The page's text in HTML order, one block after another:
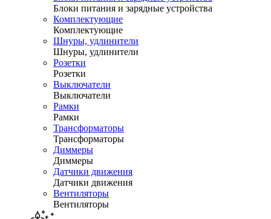
Блоки питания и зарядные устройства
Комплектующие
Комплектующие
Шнуры, удлинители
Шнуры, удлинители
Розетки
Розетки
Выключатели
Выключатели
Рамки
Рамки
Трансформаторы
Трансформаторы
Диммеры
Диммеры
Датчики движения
Датчики движения
Вентиляторы
Вентиляторы